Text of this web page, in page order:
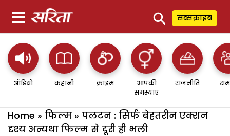
⚲ सब्सक्राइब
ऑडियो कहानी क्राइम
आपकी
समस्याएं
राजनीति
Home » फिल्म » पलटन : सिर्फ बेहतरीन एक्शन
दृश्य अन्यथा फिल्म से दूरी ही भली